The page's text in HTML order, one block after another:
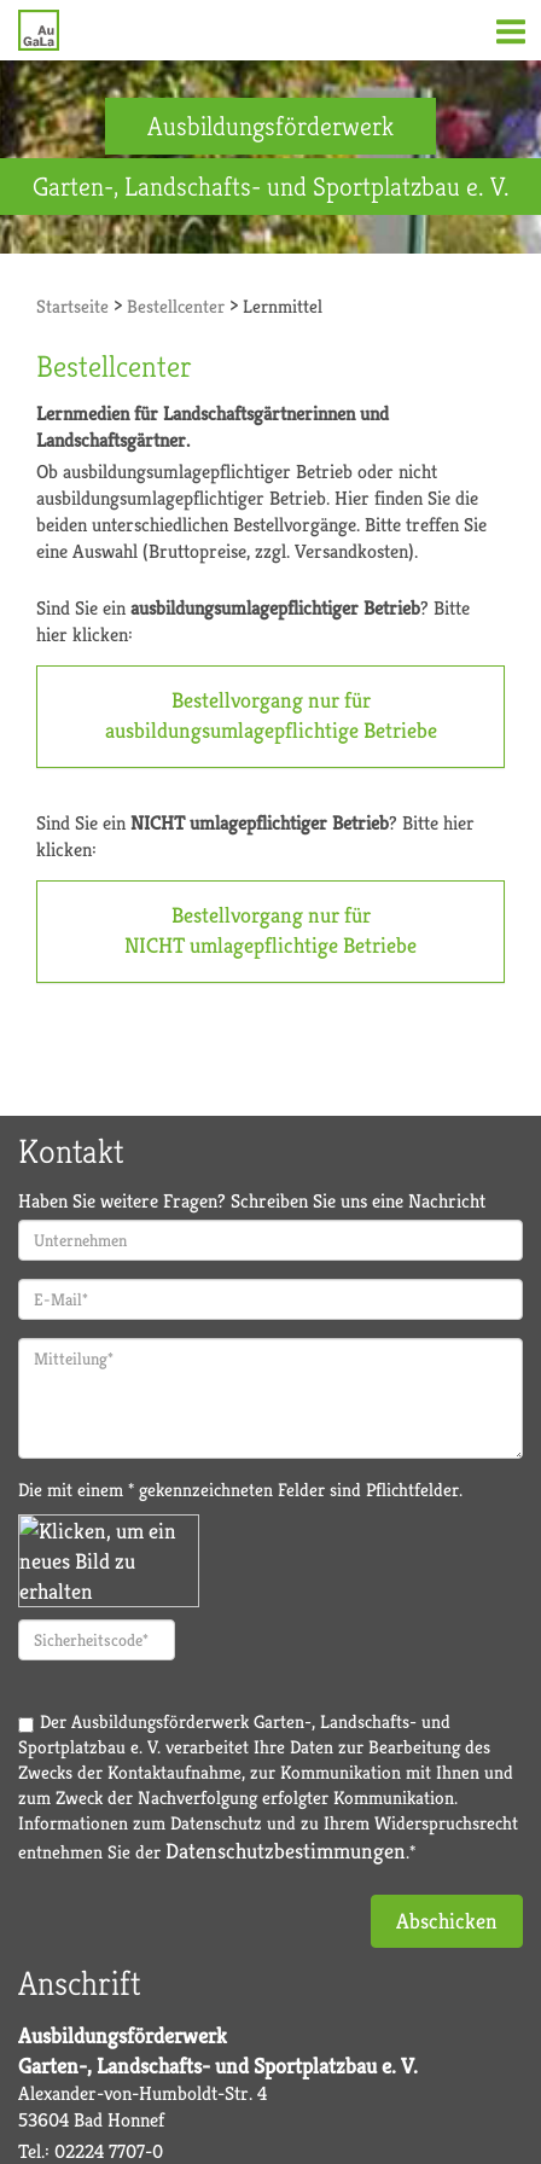
Ausbildungsförderwerk
Garten-, Landschafts- und Sportplatzbau e. V.
Startseite > Bestellcenter > Lernmittel
Bestellcenter
Lernmedien für Landschaftsgärtnerinnen und
Landschaftsgärtner.
Ob ausbildungsumlagepflichtiger Betrieb oder nicht
ausbildungsumlagepflichtiger Betrieb. Hier finden Sie die
beiden unterschiedlichen Bestellvorgänge. Bitte treffen Sie
eine Auswahl (Bruttopreise, zzgl. Versandkosten).
Sind Sie einausbildungsumlagepflichtiger Betrieb? Bitte
hier klicken:
Bestellvorgang nur für
ausbildungsumlagepflichtige Betriebe
Sind Sie einNICHT umlagepflichtiger Betrieb? Bitte hier
klicken:
Bestellvorgang nur für
NICHT umlagepflichtige Betriebe
Kontakt
Haben Sie weitere Fragen? Schreiben Sie uns eine Nachricht
Die mit einem * gekennzeichneten Felder sind Pflichtfelder.
Der Ausbildungsförderwerk Garten-, Landschafts- und
Sportplatzbau e. V. verarbeitet Ihre Daten zur Bearbeitung des
Zwecks der Kontaktaufnahme, zur Kommunikation mit Ihnen und
zum Zweck der Nachverfolgung erfolgter Kommunikation.
Informationen zum Datenschutz und zu Ihrem Widerspruchsrecht
entnehmen Sie der Datenschutzbestimmungen.*
Abschicken
Anschrift
Ausbildungsförderwerk
Garten-, Landschafts- und Sportplatzbau e. V.
Alexander-von-Humboldt-Str. 4
53604 Bad Honnef
Tel.: 02224 7707-0